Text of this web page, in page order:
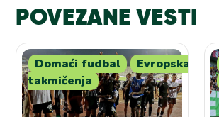
POVEZANE VESTI
Domaći fudbal
Evropska
takmičenja